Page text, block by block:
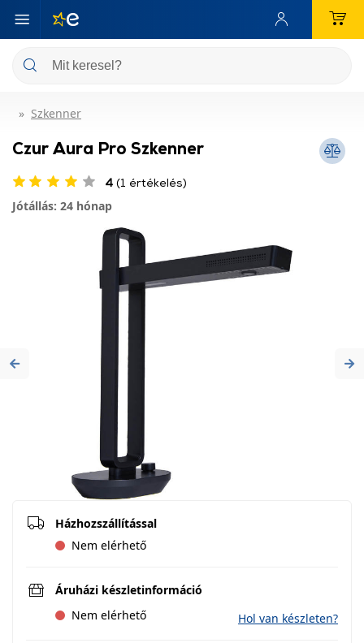
Szkenner
Czur Aura Pro Szkenner
4 (1 értékelés)
Jótállás: 24 hónap
Previous
Házhozszállítással
Nem elérhető
Áruházi készletinformáció
Nem elérhető
Hol van készleten?